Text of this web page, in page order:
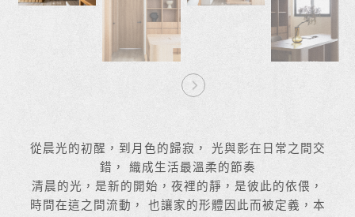
Nex
t
從晨光的初醒，到月色的歸寂， 光與影在日常之間交
錯， 織成生活最溫柔的節奏
清晨的光，是新的開始，夜裡的靜，是彼此的依偎，
時間在這之間流動， 也讓家的形體因此而被定義，本